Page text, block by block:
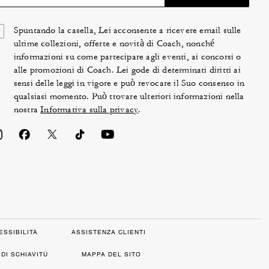
Spuntando la casella, Lei acconsente a ricevere email sulle
ultime collezioni, offerte e novità di Coach, nonché
informazioni su come partecipare agli eventi, ai concorsi o
alle promozioni di Coach. Lei gode di determinati diritti ai
sensi delle leggi in vigore e può revocare il Suo consenso in
qualsiasi momento. Può trovare ulteriori informazioni nella
nostraInformativa sulla privacy.
ASSISTENZA CLIENTI
SCHIAVITÙ MAPPA DEL SITO